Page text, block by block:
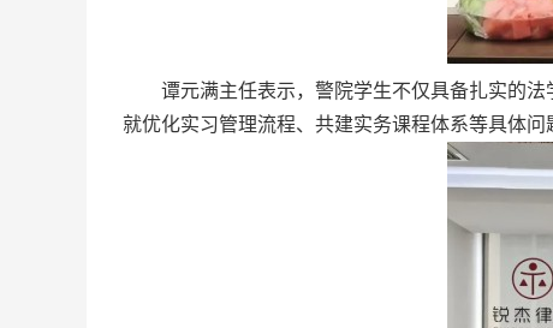
谭元满主任表示，警院学生不仅具备扎实的
就优化实习管理流程、共建实务课程体系等具体问